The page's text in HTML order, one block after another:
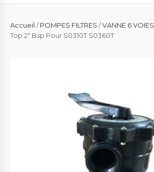
Accueil /POMPES FILTRES /VANNE 6 VOIES
Top 2" Bsp Pour S0310T S0360T